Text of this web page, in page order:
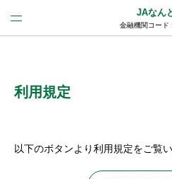
JAなん
金融機関コード
利用規定
以下のボタンより利用規定をご覧い